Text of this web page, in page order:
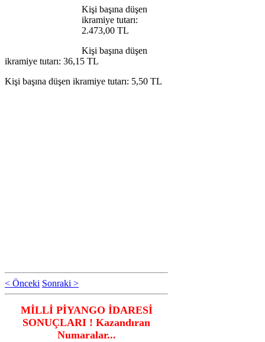
Kişi başına düşen
ikramiye tutarı:
2.473,00 TL
Kişi başına düşen
ikramiye tutarı: 36,15 TL
Kişi başına düşen ikramiye tutarı: 5,50 TL
< Önceki Sonraki >
MİLLİ PİYANGO İDARESİ
SONUÇLARI ! Kazandıran
Numaralar...